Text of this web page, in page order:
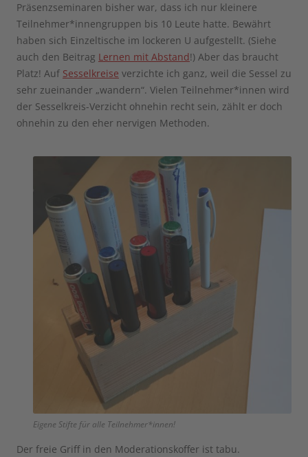
Präsenzseminaren bisher war, dass ich nur kleinere
Teilnehmer*innengruppen bis 10 Leute hatte. Bewährt
haben sich Einzeltische im lockeren U aufgestellt. (Siehe
auch den Beitrag Lernen mit Abstand!) Aber das braucht
Platz! Auf Sesselkreise verzichte ich ganz, weil die Sessel zu
sehr zueinander „wandern“. Vielen Teilnehmer*innen wird
der Sesselkreis-Verzicht ohnehin recht sein, zählt er doch
ohnehin zu den eher nervigen Methoden.
Eigene Stifte für alle Teilnehmer*innen!
Der freie Griff in den Moderationskoffer ist tabu.